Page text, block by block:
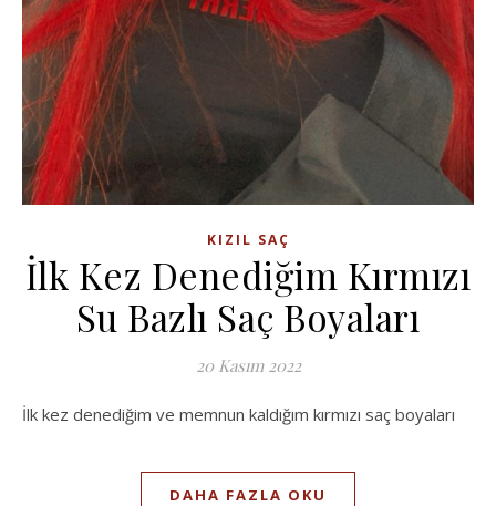
KIZIL SAÇ
İlk Kez Denediğim Kırmızı
Su Bazlı Saç Boyaları
20 Kasım 2022
İlk kez denediğim ve memnun kaldığım kırmızı saç boyaları
DAHA FAZLA OKU